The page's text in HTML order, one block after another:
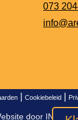
073
Cookiebeleid
door INDICIA